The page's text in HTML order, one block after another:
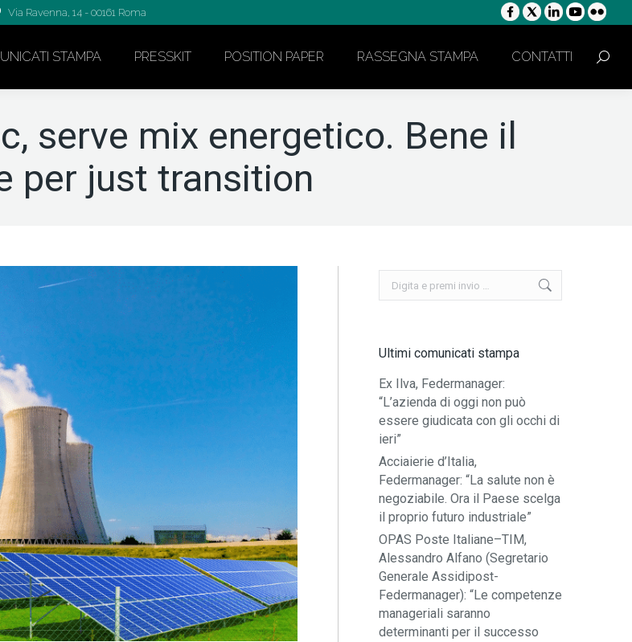
Via Ravenna, 14 - 00161 Roma
STAMPA PRESSKIT POSITION PAPER RASSEGNA STAMPA CONTATTI Cerca:
serve mix energetico. Bene il
per just transition
Cerca:
Ultimi comunicati stampa
Ex Ilva, Federmanager:
“L’azienda di oggi non può
essere giudicata con gli occhi di
ieri”
Acciaierie d’Italia,
Federmanager: “La salute non è
negoziabile. Ora il Paese scelga
il proprio futuro industriale”
OPAS Poste Italiane–TIM,
Alessandro Alfano (Segretario
Generale Assidipost-
Federmanager): “Le competenze
manageriali saranno
determinanti per il successo